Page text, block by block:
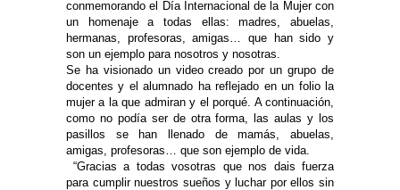
conmemorando el Día Internacional de la Mujer con
un homenaje a todas ellas: madres, abuelas,
hermanas, profesoras, amigas… que han sido y
son un ejemplo para nosotros y nosotras.
Se ha visionado un video creado por un grupo de
docentes y el alumnado ha reflejado en un folio la
mujer a la que admiran y el porqué. A continuación,
como no podía ser de otra forma, las aulas y los
pasillos se han llenado de mamás, abuelas,
amigas, profesoras… que son ejemplo de vida.
“Gracias a todas vosotras que nos dais fuerza
para cumplir nuestros sueños y luchar por ellos sin